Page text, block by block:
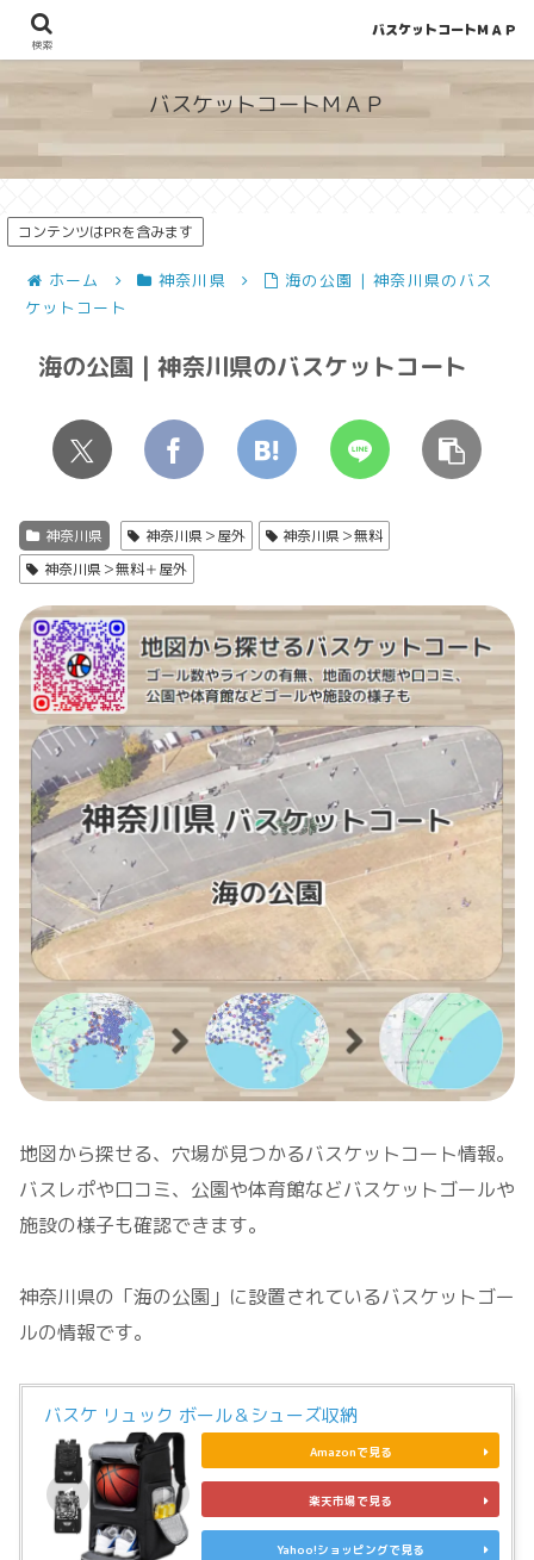
地図から探せる！穴場が見つかるバスケットコート情報
バスケットコートＭＡＰ
コンテンツはPRを含みます
ホーム 神奈川県
海の公園 | 神奈川県のバス
ケットコート
海の公園 | 神奈川県のバスケットコート
神奈川県 神奈川県＞屋外
神奈川県＞無料
神奈川県＞無料＋屋外
地図から探せる、穴場が見つかるバスケットコート情報。
バスレポや口コミ、公園や体育館などバスケットゴールや
施設の様子も確認できます。
神奈川県の「海の公園」に設置されているバスケットゴー
ルの情報です。
バスケ リュック ボール＆シューズ収納
Amazonで見る
楽天市場で見る
Yahoo!ショッピングで見る
検索
バスケットコートＭＡＰ